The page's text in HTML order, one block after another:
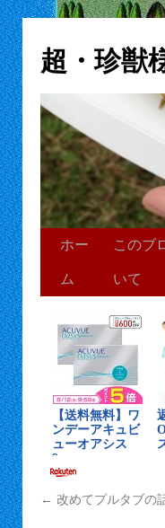
超・珍獣
ホー
ム
このブ
いて
← 改めてプルタブの